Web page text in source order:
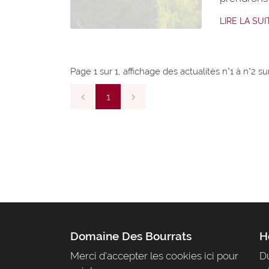
LIRE LA
Page 1 sur 1, affichage des actualités n°1 à n°2
1
Domaine Des Bourrats
Merci d'accepter les cookies ici pour